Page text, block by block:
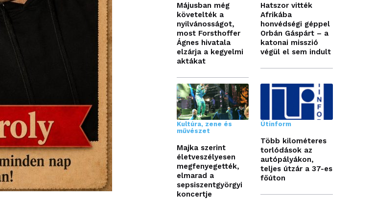
Májusban még
követelték a
nyilvánosságot,
most Forsthoffer
Ágnes hivatala
elzárja a kegyelmi
aktákat
Hatszor vitték
Afrikába
honvédségi géppel
Orbán Gáspárt – a
katonai misszió
végül el sem indult
Kultúra, zene és
művészet
Majka szerint
életveszélyesen
megfenyegették,
elmarad a
sepsiszentgyörgyi
koncertje
Útinform
Több kilométeres
torlódások az
autópályákon,
teljes útzár a 37-es
főúton